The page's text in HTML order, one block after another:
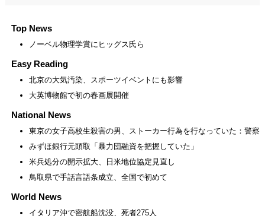
Top News
ノーベル物理学賞にヒッグス氏ら
Easy Reading
北京の大気汚染、スポーツイベントにも影響
大英博物館で初の春画展開催
National News
東京の女子高校生殺害の男、ストーカー行為を行なっていた：警察
みずほ銀行元頭取「暴力団融資を把握していた」
米兵処分の開示拡大、日米地位協定見直し
鳥取県で手話言語条成立、全国で初めて
World News
イタリア沖で密航船沈没、死者275人